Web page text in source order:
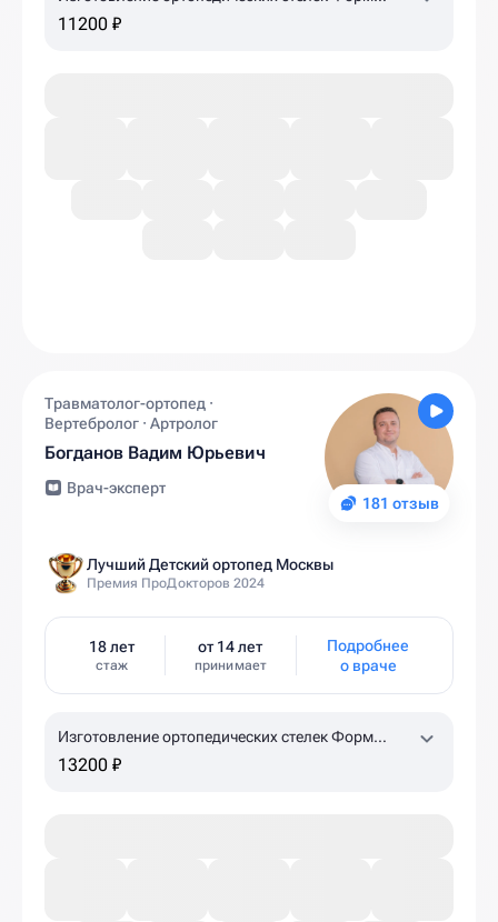
Тотикс
11200 ₽
181 отзыв
Травматолог-ортопед ·
Вертебролог · Артролог
Богданов Вадим Юрьевич
Врач-эксперт
Лучший Детский ортопед Москвы
Премия ПроДокторов 2024
18 лет
стаж
от 14 лет
принимает
Подробнее
о враче
Изготовление ортопедических стелек Форм
Тотикс
13200 ₽